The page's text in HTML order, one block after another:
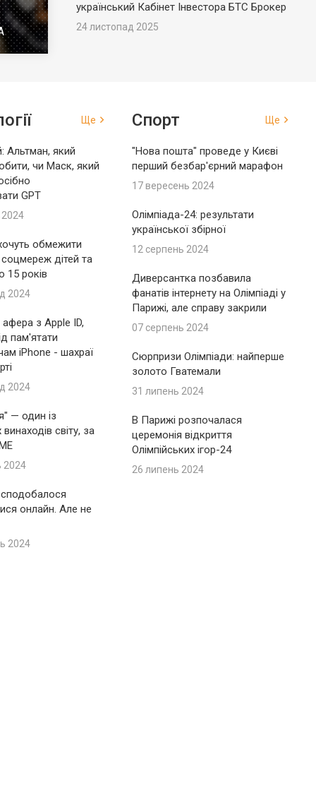
український Кабінет Інвестора БТС Брокер
24 листопад 2025
Ще
Альтман, який
чи Маск, який
GPT
2024
обмежити
дітей та
15 років
2024
з Apple ID,
пам'ятати
iPhone - шахраї
2024
— один із
світу, за
2024
онлайн. Але не
2024
Спорт Ще
"Нова пошта" проведе у Києві
перший безбар'єрний марафон
17 вересень 2024
Олімпіада-24: результати
української збірної
12 серпень 2024
Диверсантка позбавила
фанатів інтернету на Олімпіаді у
Парижі, але справу закрили
07 серпень 2024
Сюрпризи Олімпіади: найперше
золото Гватемали
31 липень 2024
В Парижі розпочалася
церемонія відкриття
Олімпійських ігор-24
26 липень 2024